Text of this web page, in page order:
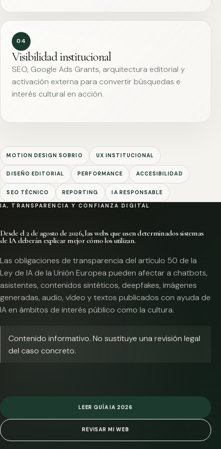
04
Visibilidad institucional
SEO, Google Ads Grants, arquitectura editorial y
activación externa para convertir búsquedas e
interés cultural en acción.
MOTION DESIGN SOBRIO UX INSTITUCIONAL
DISEÑO EDITORIAL PERFORMANCE ACCESIBILIDAD
SEO TÉCNICO REPORTING IA RESPONSABLE
IA, TRANSPARENCIA Y CONFIANZA DIGITAL
Desde el 2 de agosto de 2026, las webs que usen determinados sistemas
de IA deberán explicar mejor cómo los utilizan.
Las obligaciones de transparencia del artículo 50 de la
Ley de IA de la Unión Europea pueden afectar a chatbots,
asistentes, contenidos sintéticos, deepfakes, imágenes
generadas, audio, vídeo y textos publicados con ayuda de
IA en ámbitos de interés público como la cultura.
Contenido informativo. No sustituye una revisión legal
del caso concreto.
LEER GUÍA IA 2026
REVISAR MI WEB